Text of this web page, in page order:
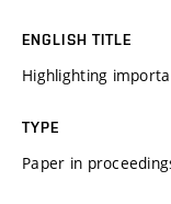
ENGLISH TITLE
Highlighting
TYPE
Paper in